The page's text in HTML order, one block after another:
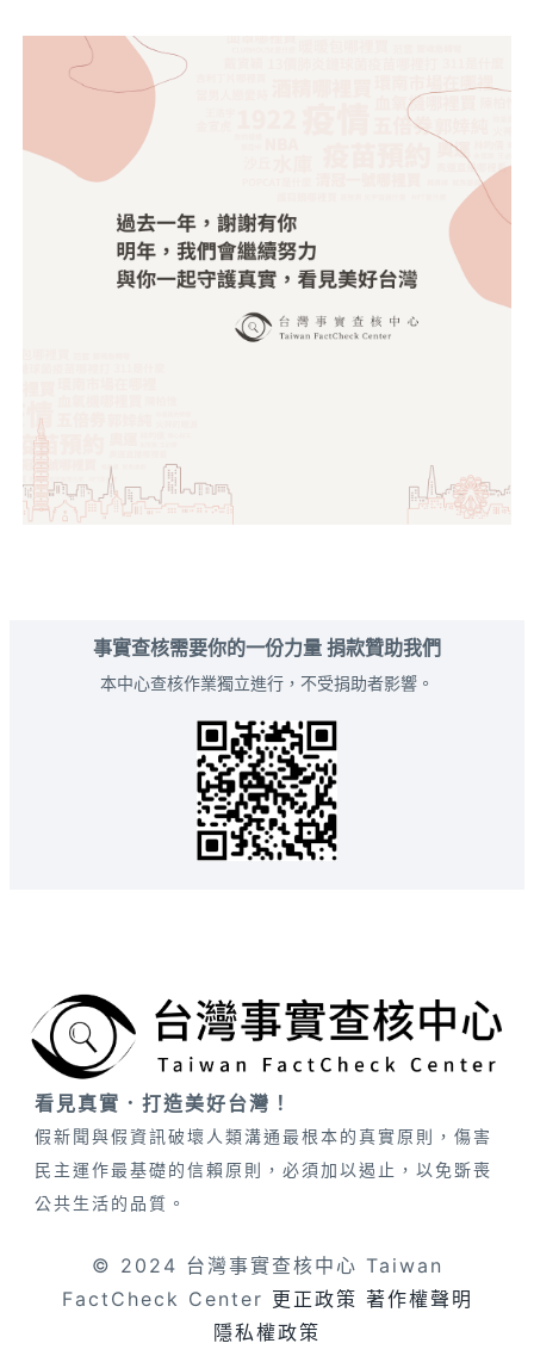
事實查核需要你的一份力量 捐款贊助我們
本中心查核作業獨立進行，不受捐助者影響。
看見真實．打造美好台灣！
假新聞與假資訊破壞人類溝通最根本的真實原則，傷害
民主運作最基礎的信賴原則，必須加以遏止，以免斲喪
公共生活的品質。
© 2024 台灣事實查核中心 Taiwan
FactCheck Center 更正政策 著作權聲明
隱私權政策